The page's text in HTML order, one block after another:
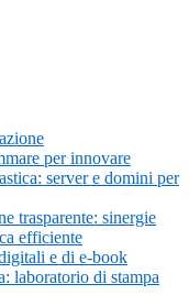
per innovare
server e domini per
trasparente: sinergie
efficiente
e di e-book
laboratorio di stampa